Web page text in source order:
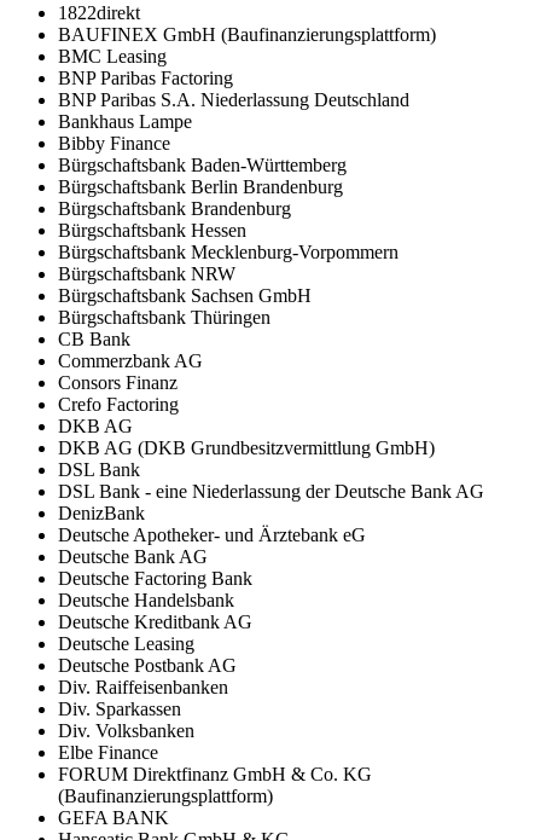
1822direkt
BAUFINEX GmbH (Baufinanzierungsplattform)
BMC Leasing
BNP Paribas Factoring
BNP Paribas S.A. Niederlassung Deutschland
Bankhaus Lampe
Bibby Finance
Bürgschaftsbank Baden-Württemberg
Bürgschaftsbank Berlin Brandenburg
Bürgschaftsbank Brandenburg
Bürgschaftsbank Hessen
Bürgschaftsbank Mecklenburg-Vorpommern
Bürgschaftsbank NRW
Bürgschaftsbank Sachsen GmbH
Bürgschaftsbank Thüringen
CB Bank
Commerzbank AG
Consors Finanz
Crefo Factoring
DKB AG
DKB AG (DKB Grundbesitzvermittlung GmbH)
DSL Bank
DSL Bank - eine Niederlassung der Deutsche Bank AG
DenizBank
Deutsche Apotheker- und Ärztebank eG
Deutsche Bank AG
Deutsche Factoring Bank
Deutsche Handelsbank
Deutsche Kreditbank AG
Deutsche Leasing
Deutsche Postbank AG
Div. Raiffeisenbanken
Div. Sparkassen
Div. Volksbanken
Elbe Finance
FORUM Direktfinanz GmbH & Co. KG
(Baufinanzierungsplattform)
GEFA BANK